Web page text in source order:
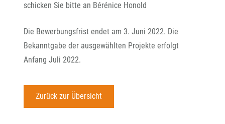
schicken Sie bitte an Bérénice Honold
Die Bewerbungsfrist endet am 3. Juni 2022. Die
Bekanntgabe der ausgewählten Projekte erfolgt
Anfang Juli 2022.
Zurück zur Übersicht